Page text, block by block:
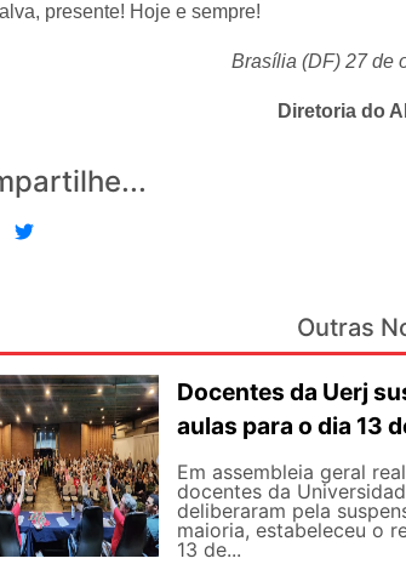
presente! Hoje e sempre!
Brasília (DF) 27 de
Diretoria do
Outras
Docentes da Uerj
aulas para o dia 13
Em assembleia geral
docentes da
deliberaram pela
maioria, estabeleceu o
13 de...